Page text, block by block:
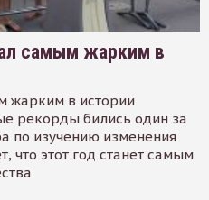
самым жарким в
жарким в истории
рекорды бились один за
по изучению изменения
что этот год станет самым